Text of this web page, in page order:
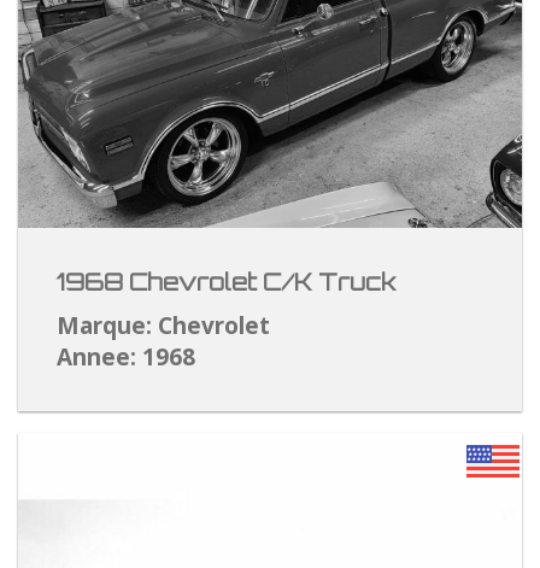
1968 Chevrolet C/K Truck
Marque: Chevrolet
Annee: 1968